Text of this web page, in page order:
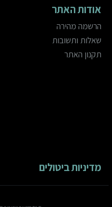
אודות האתר
הרשמה מהירה
שאלות ותשובות
תקנון האתר
מדיניות ביטולים